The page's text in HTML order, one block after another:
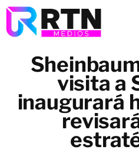
visita a
inaugurará